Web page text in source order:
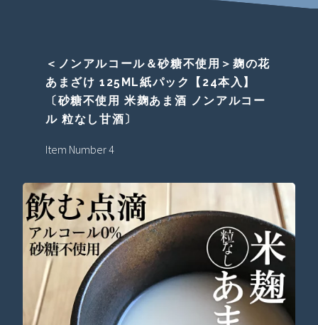
＜ノンアルコール＆砂糖不使用＞麹の花
あまざけ 125ML紙パック【24本入】
〔砂糖不使用 米麹あま酒 ノンアルコー
ル 粒なし甘酒〕
Item Number 4